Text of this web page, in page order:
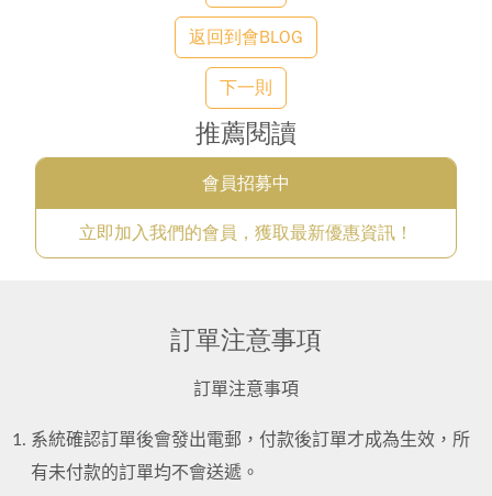
返回到會BLOG
下一則
推薦閱讀
會員招募中
立即加入我們的會員，獲取最新優惠資訊！
訂單注意事項
訂單注意事項
系統確認訂單後會發出電郵，付款後訂單才成為生效，所
有未付款的訂單均不會送遞。